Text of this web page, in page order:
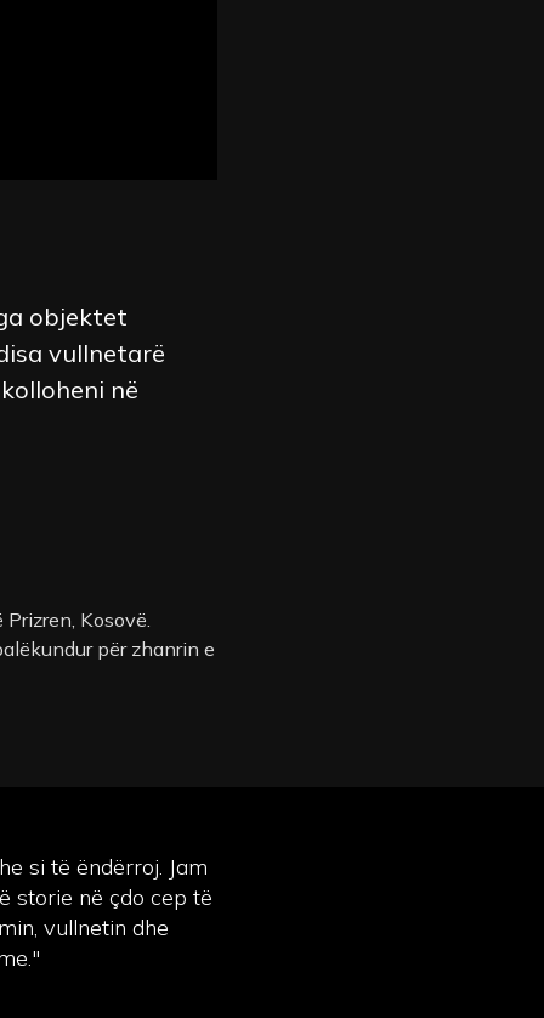
objektet
vullnetarë
në
Kosovë.
për zhanrin e
si të ëndërroj. Jam
storie në çdo cep të
vullnetin dhe